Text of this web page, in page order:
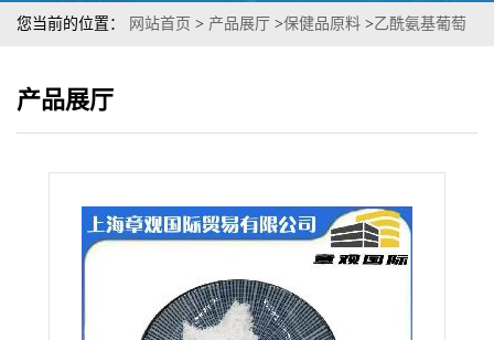
您当前的位置： 网站首页 > 产品展厅 >保健品原料 >乙酰氨基葡萄
产品展厅